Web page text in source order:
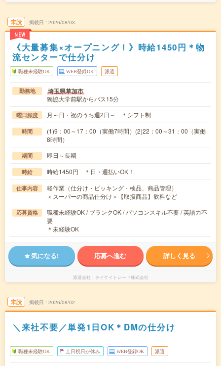
未読
NEW
掲載日 2026/08/03
《大量募集×オープニング！》時給1450円＊物
流センターで仕分け
職種未経験OK WEB登録OK 派遣
勤務地 埼玉県草加市
獨協大学前駅からバス15分
曜日頻度 月～日・祝のうち週2日～ ＊シフト制
時間
(1)9：00～17：00（実働7時間）(2)22：00～31：00（実働
8時間）
期間 即日～長期
時給 時給1450円 ＊日・週払いOK！
仕事内容
軽作業（仕分け・ピッキング・検品、商品管理）
＜スーパーの商品仕分け＞【取扱商品】飲料など
応募資格
職種未経験OK / ブランクOK / パソコンスキル不要 / 英語力不
要
＊未経験OK
気になる! 応募へ進む 詳しく見る
派遣会社 テイケイトレード株式会社
未読 掲載日 2026/08/02
＼来社不要／単発1日OK＊DMの仕分け
職種未経験OK 土日祝日が休み WEB登録OK 派遣